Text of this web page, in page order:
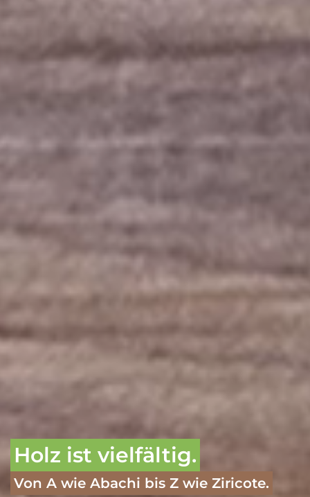
Holz ist vielfältig.
Von A wie Abachi bis Z wie Ziricote.